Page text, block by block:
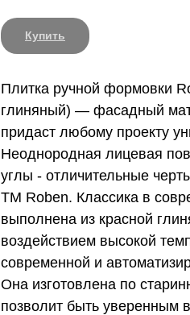
Купить
Плитка ручной формовки
глиняный) — фасадный
придаст любому проекту
Неоднородная лицевая
углы - отличительные
ТМ Roben. Классика в
выполнена из красной
воздействием высокой
современной и
Она изготовлена по
позволит быть уверенным